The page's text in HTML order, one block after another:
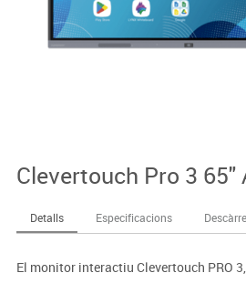
Clevertouch Pro 3 65"
Detalls Especificacions
El monitor interactiu Clevertouch PRO